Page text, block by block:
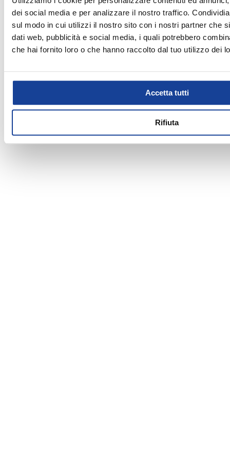
dei social media e per analizzare il nostro traffico.
sul modo in cui utilizzi il nostro sito con i nostri partner che
dati web, pubblicità e social media, i quali potrebbero
che hai fornito loro o che hanno raccolto dal tuo utilizzo dei
Accetta tutti
Rifiuta
SCI ABBIGLIAMENTO
SPORTSWEAR
TENNIS
TRAINING